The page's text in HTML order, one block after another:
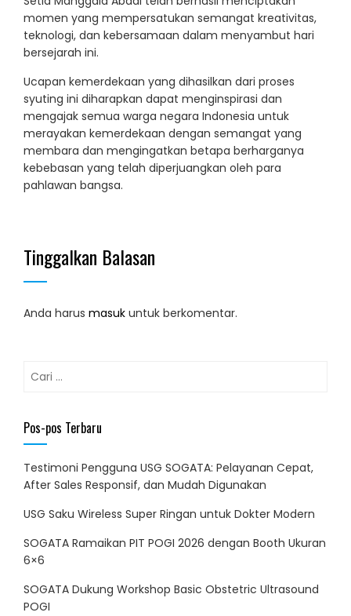
momen yang mempersatukan semangat kreativitas,
teknologi, dan kebersamaan dalam menyambut hari
bersejarah ini.
Ucapan kemerdekaan yang dihasilkan dari proses
syuting ini diharapkan dapat menginspirasi dan
mengajak semua warga negara Indonesia untuk
merayakan kemerdekaan dengan semangat yang
membara dan mengingatkan betapa berharganya
kebebasan yang telah diperjuangkan oleh para
pahlawan bangsa.
Tinggalkan Balasan
Anda harus masuk untuk berkomentar.
Cari
Pos-pos Terbaru
Testimoni Pengguna USG SOGATA: Pelayanan Cepat,
After Sales Responsif, dan Mudah Digunakan
USG Saku Wireless Super Ringan untuk Dokter Modern
SOGATA Ramaikan PIT POGI 2026 dengan Booth Ukuran
6×6
SOGATA Dukung Workshop Basic Obstetric Ultrasound
POGI